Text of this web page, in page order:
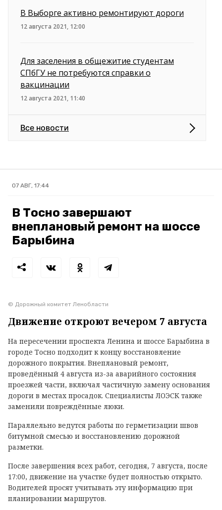
В Выборге активно ремонтируют дороги
12 августа 2021, 12:00
Для заселения в общежитие студентам
СПбГУ не потребуются справки о
вакцинации
12 августа 2021, 11:40
Все новости
07 АВГ, 17:44
В Тосно завершают
внеплановый ремонт на шоссе
Барыбина
© Дорожный комитет Ленобласти
Движение откроют вечером 7 августа
На пересечении проспекта Ленина и шоссе Барыбина в
городе Тосно подходит к концу восстановление
дорожного покрытия. Внеплановый ремонт,
проведённый 4 августа из-за аварийного состояния
проезжей части, включал частичную замену основания
дороги в местах просадок. Специалисты ЛОЭСК также
заменили повреждённые люки.
Параллельно ведутся работы по герметизации швов
битумной смесью и восстановлению дорожной
разметки.
После завершения всех работ, сегодня, 7 августа, после
17:00, движение на участке будет полностью открыто.
Водителей просят учитывать эту информацию при
планировании маршрутов.